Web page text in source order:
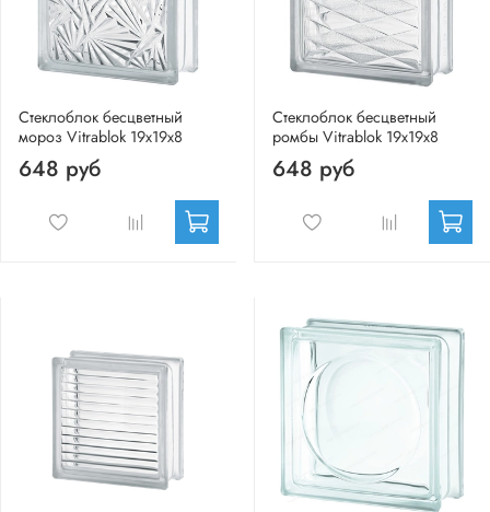
Стеклоблок бесцветный
мороз Vitrablok 19х19х8
648 руб
Стеклоблок бесцветный
ромбы Vitrablok 19х19х8
648 руб